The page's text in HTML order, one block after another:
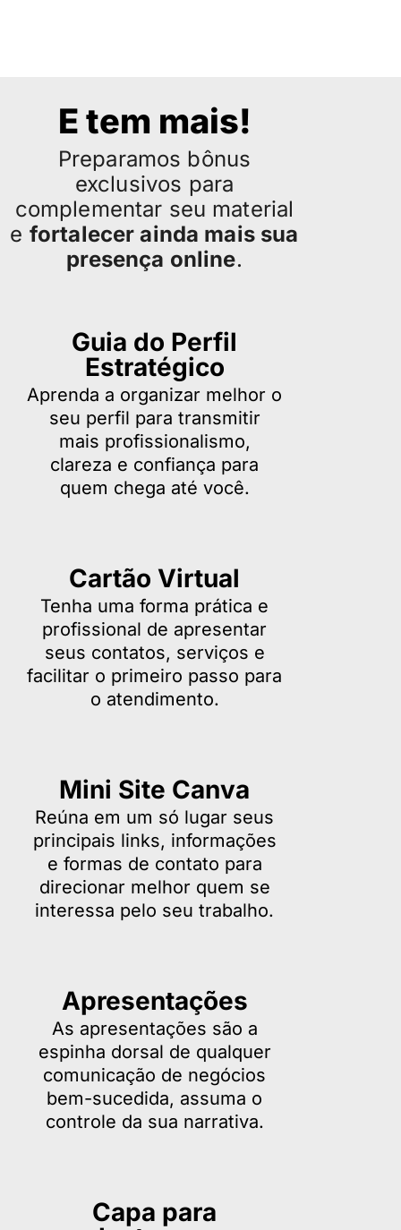
E tem mais!
Preparamos bônus
exclusivos para
complementar seu material
e fortalecer ainda mais sua
presença online.
Guia do Perfil
Estratégico
Aprenda a organizar melhor o
seu perfil para transmitir
mais profissionalismo,
clareza e confiança para
quem chega até você.
Cartão Virtual
Tenha uma forma prática e
profissional de apresentar
seus contatos, serviços e
facilitar o primeiro passo para
o atendimento.
Mini Site Canva
Reúna em um só lugar seus
principais links, informações
e formas de contato para
direcionar melhor quem se
interessa pelo seu trabalho.
Apresentações
As apresentações são a
espinha dorsal de qualquer
comunicação de negócios
bem-sucedida, assuma o
controle da sua narrativa.
Capa para